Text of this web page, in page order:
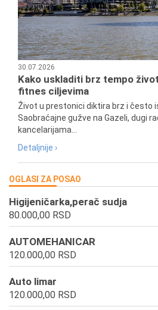
30.07.2026
Kako uskladiti brz tempo
fitnes ciljevima
Život u prestonici diktira brz i često
Saobraćajne gužve na Gazeli, dugi
kancelarijama...
Detaljnije ›
OGLASI ZA POSAO
Higijeničarka,perač sudja
80.000,00 RSD
AUTOMEHANICAR
120.000,00 RSD
Auto limar
120.000,00 RSD